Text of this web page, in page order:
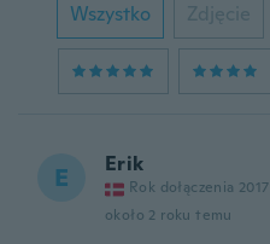
Wszystko Zdjęcie
E Erik
Rok dołączenia 2017
około 2 roku temu